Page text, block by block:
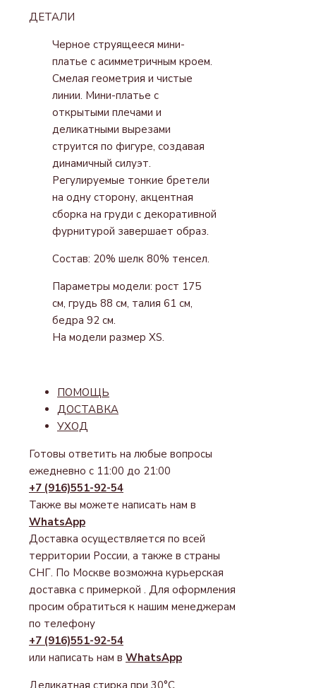
ЧЕРНОЕ
МИНИ
ДЕКОРОМ
ДЕТАЛИ
Черное струящееся мини-
платье с асимметричным кроем.
Смелая геометрия и чистые
линии. Мини-платье с
открытыми плечами и
деликатными вырезами
струится по фигуре, создавая
динамичный силуэт.
Регулируемые тонкие бретели
на одну сторону, акцентная
сборка на груди с декоративной
фурнитурой завершает образ.
Состав: 20% шелк 80% тенсел.
Параметры модели: рост 175
см, грудь 88 см, талия 61 см,
бедра 92 см.
На модели размер ХS.
ПОМОЩЬ
ДОСТАВКА
УХОД
Готовы ответить на любые вопросы
ежедневно с 11:00 до 21:00
+7 (916)551-92-54
Также вы можете написать нам в
WhatsApp
Доставка осуществляется по всей
территории России, а также в страны
СНГ. По Москве возможна курьерская
доставка с примеркой . Для оформления
просим обратиться к нашим менеджерам
по телефону
+7 (916)551-92-54
или написать нам в WhatsApp
Деликатная стирка при 30°C